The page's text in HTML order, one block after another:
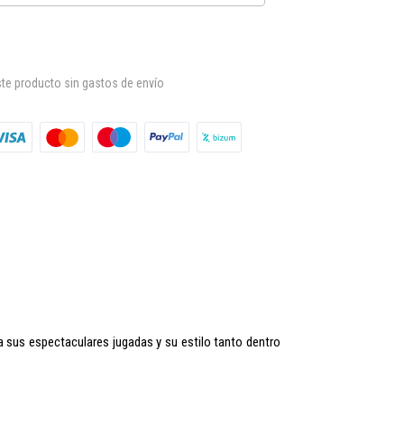
producto sin gastos de envío
sus espectaculares jugadas y su estilo tanto dentro